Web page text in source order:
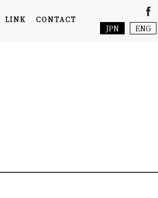
JPN ENG
LINK CONTACT